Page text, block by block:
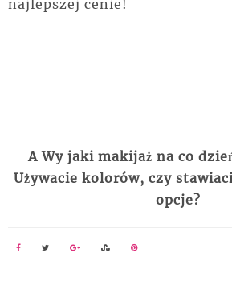
najlepszej cenie!
A Wy jaki makijaż na co
Używacie kolorów, czy
opcje?